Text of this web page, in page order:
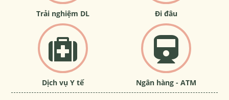
Trải nghiệm DL Đi đâu
Dịch vụ Y tế Ngân hàng - ATM